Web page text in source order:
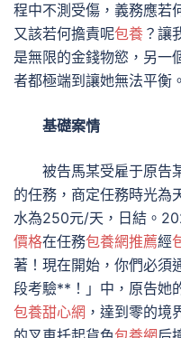
程中不測受傷，義務應若
又該若何擔責呢包養 ？讓
是無限的金錢物慾，另一
者都極端到讓她無法平衡
基礎案情
被告馬某受雇于原告
的任務，商定任務時光為
水為250元/天，日結。
價格在任務包養網推薦經
著！現在開始，你們必須
段考驗**！」中，原告她
包養甜心網 ，達到零的境